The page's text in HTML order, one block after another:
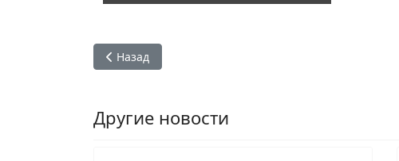
Предыдущий: Постановление от 27.05.2026 №2414
Назад
Другие новости